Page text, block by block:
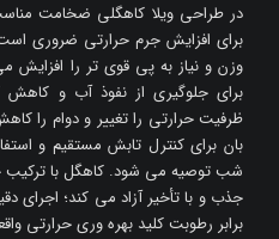
در طراحی ویلا کاهگلی ضخامت
برای افزایش جرم حرارتی ضروری
وزن و نیاز به پی قوی تر را
برای جلوگیری از نفوذ آب و کاهش
ظرفیت حرارتی را تغییر و دوام را
بان برای کنترل تابش مستقیم و
شب توصیه می شود. کاهگل با ترکیب
جذب و با تأخیر آزاد می کند؛
برابر رطوبت کلید بهره وری حرارتی